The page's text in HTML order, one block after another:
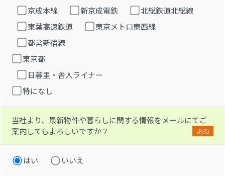
京成本線
新京成電鉄
北総鉄道北総線
東葉高速鉄道
東京メトロ東西線
都営新宿線
東京都
日暮里・舎人ライナー
特になし
当社より、最新物件や暮らしに関する情報をメールにてご
案内してもよろしいですか？
必須
はい いいえ